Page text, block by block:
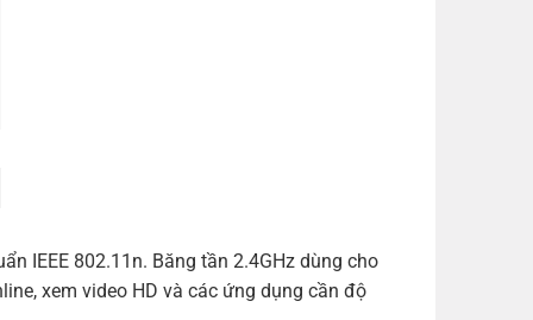
IEEE 802.11n. Băng tần 2.4GHz dùng cho
xem video HD và các ứng dụng cần độ